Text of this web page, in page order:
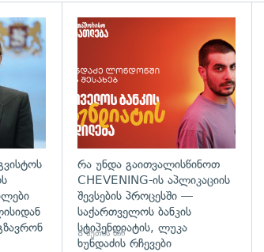
გადახედვა
რა უნდა გაითვალისწინოთ
CHEVENING-ის აპლიკაციის
შევსების პროცესში —
საქართველოს ბანკის
სტიპენდიატის, ლუკა
ხუნდაძის რჩევები
8 წუთის წინ